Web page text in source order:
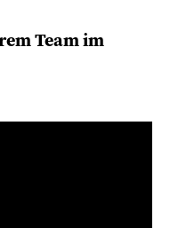
Team im